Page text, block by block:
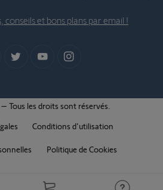
conseils et bons plans par email !
Tous les droits sont réservés.
Conditions d'utilisation
Politique de Cookies